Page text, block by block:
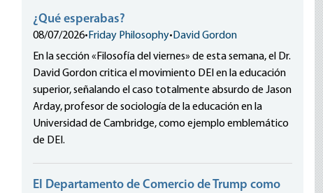
¿Qué esperabas?
08/07/2026• Friday Philosophy• David Gordon
En la sección «Filosofía del viernes» de esta semana, el Dr.
David Gordon critica el movimiento DEI en la educación
superior, señalando el caso totalmente absurdo de Jason
Arday, profesor de sociología de la educación en la
Universidad de Cambridge, como ejemplo emblemático
de DEI.
El Departamento de Comercio de Trump como